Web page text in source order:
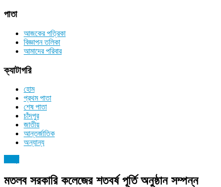
পাতা
আজকের পত্রিকা
বিজ্ঞাপন তলিকা
আমাদের পরিবার
ক্যাটাগরি
হোম
প্রথম পাতা
শেষ পাতা
চাঁদপুর
জাতীয়
আন্তর্জাতিক
অন্যান্য
মতলব সরকারি কলেজের শতবর্ষ পূর্তি অনুষ্ঠান সম্পন্ন